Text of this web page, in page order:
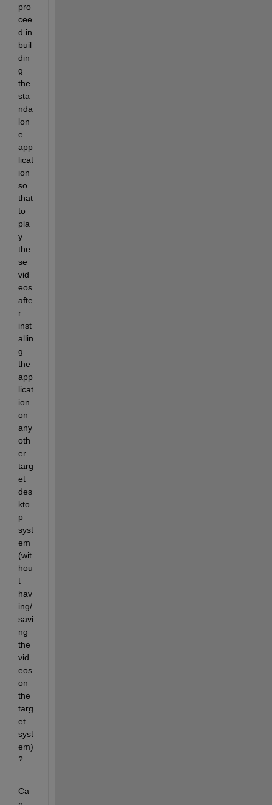
pro
cee
d in
buil
din
g
the
sta
nda
lon
e
app
licat
ion
so
that
to
pla
y
the
se
vid
eos
afte
r
inst
allin
g
the
app
licat
ion
on
any
oth
er
targ
et
des
kto
p
syst
em
(wit
hou
t
hav
ing/
savi
ng
the
vid
eos
on
the
targ
et
syst
em)
?
Ca